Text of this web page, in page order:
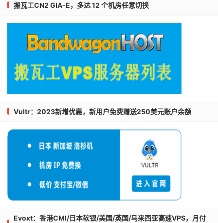
搬瓦工CN2 GIA-E，多达 12 个机房任意切换
Vultr：2023新增优惠，新用户免费赠送250美元账户余额
Evoxt：香港CMI/日本软银/美国/英国/马来西亚高速VPS，月付